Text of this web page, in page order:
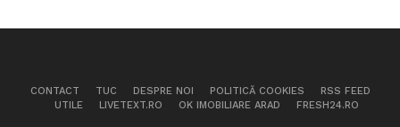
CONTACT TUC DESPRE NOI POLITICĂ COOKIES
RSS FEED
UTILE
LIVETEXT.RO OK IMOBILIARE ARAD FRESH24.RO